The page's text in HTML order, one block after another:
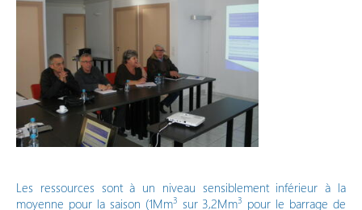
Les ressources sont à un niveau sensiblement inférieur à la
moyenne pour la saison (1Mm3 sur 3,2Mm3
pour le barrage de